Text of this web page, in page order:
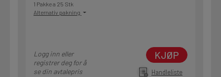
1 Pakke a 25 Stk
Alternativ pakning
Logg inn eller
registrer deg for å
se din avtalepris
KJØP
Handleliste